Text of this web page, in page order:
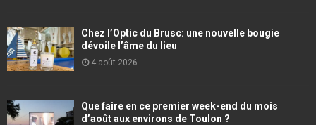
Chez l’Optic du Brusc: une nouvelle bougie
dévoile l’âme du lieu
4 août 2026
Que faire en ce premier week-end du mois
d’août aux environs de Toulon ?